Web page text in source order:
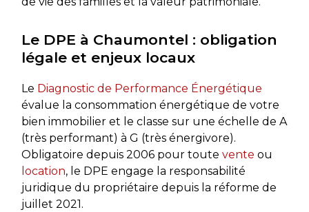
Le DPE à Chaumontel : obligation
légale et enjeux locaux
Le Diagnostic de Performance Énergétique
évalue la consommation énergétique de votre
bien immobilier et le classe sur une échelle de A
(très performant) à G (très énergivore).
Obligatoire depuis 2006 pour toute vente ou
location, le DPE engage la responsabilité
juridique du propriétaire depuis la réforme de
juillet 2021.